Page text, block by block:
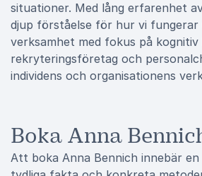
situationer. Med lång erfarenhet
djup förståelse för hur vi fungerar
verksamhet med fokus på
rekryteringsföretag och
individens och organisationens
Boka Anna
Att boka Anna Bennich innebär